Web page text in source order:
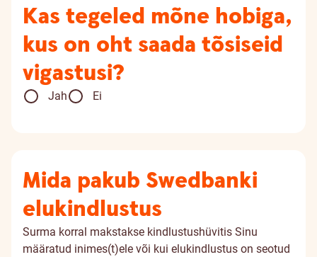
Kas tegeled mõne hobiga,
kus on oht saada tõsiseid
vigastusi?
Jah Ei
Mida pakub Swedbanki
elukindlustus
Surma korral makstakse kindlustushüvitis Sinu
määratud inimes(t)ele või kui elukindlustus on seotud